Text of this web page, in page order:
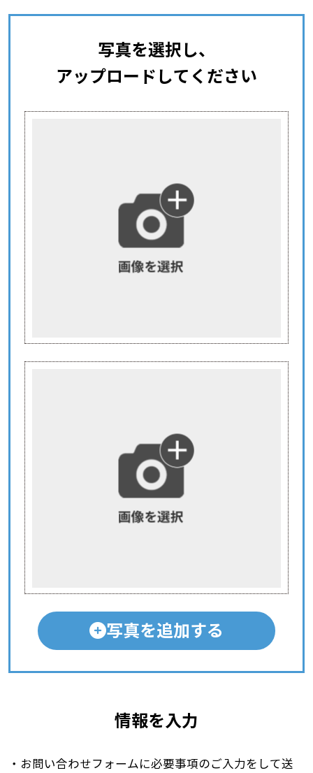
写真を選択し、
アップロードしてください
写真を追加する
情報を入力
・お問い合わせフォームに必要事項のご入力をして送